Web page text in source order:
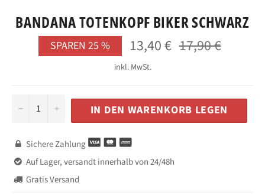
BANDANA TOTENKOPF BIKER SCHWARZ
SPAREN 25 % 13,40 € Normaler
Preis
17,90 €
inkl. MwSt.
− + IN DEN WARENKORB LEGEN
 Sichere Zahlung
 Auf Lager, versandt innerhalb von 24/48h
 Gratis Versand